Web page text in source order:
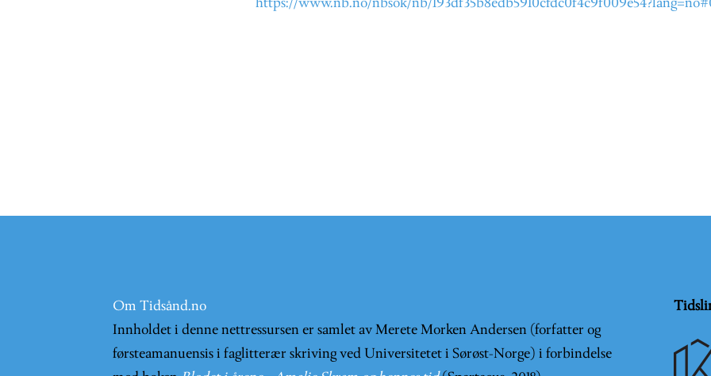
https://www.nb.no/nbsok/nb/
Om Tidsånd.no
Innholdet i denne nettressursen er samlet av Merete Morken Andersen (forfatter og
førsteamanuensis i faglitterær skriving ved Universitetet i Sørøst-Norge) i forbindelse